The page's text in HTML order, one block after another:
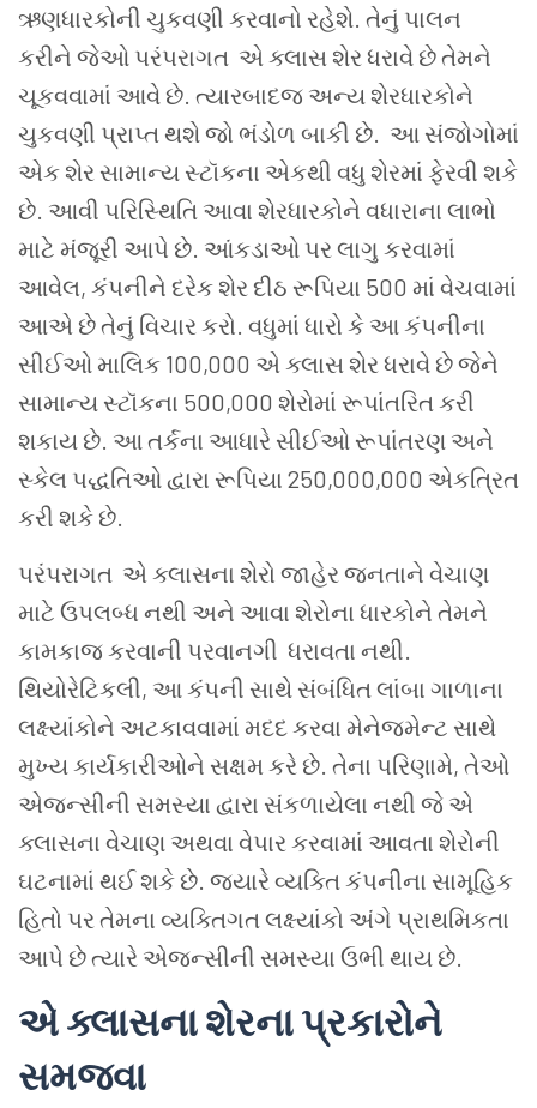
ઋણધારકોની ચુકવણી કરવાનો રહેશે. તેનું પાલન
કરીને જેઓ પરંપરાગત એ ક્લાસશેર ધરાવે છેતેમને
ચૂકવવામાં આવે છે. ત્યારબાદજ અન્યશેરધારકોને
ચુકવણી પ્રાપ્તથશેજો ભંડોળ બાકી છે. આ સંજોગોમાં
એકશેર સામાન્ય સ્ટૉકના એકથી વધુ શેરમાં ફેરવી શકે
છે. આવી પરિસ્થિતિ આવા શેરધારકોને વધારાના લાભો
માટે મંજૂરી આપે છે. આંકડાઓ પરલાગુ કરવામાં
આવેલ, કંપનીને દરેકશેરદીઠ રૂપિયા 500 માં વેચવામાં
આએ છેતેનું વિચારકરો. વધુમાં ધારો કે આકંપનીના
સીઈઓમાલિક 100,000 એ ક્લાસશેર ધરાવે છેજેને
સામાન્ય સ્ટૉકના 500,000 શેરોમાં રૂપાંતરિતકરી
શકાય છે. આતર્કના આધારે સીઈઓ રૂપાંતરણ અને
સ્કેલ પદ્ધતિઓદ્વારા રૂપિયા 250,000,000 એકત્રિત
કરી શકે છે.
પરંપરાગત એ ક્લાસના શેરો જાહેર જનતાને વેચાણ
માટે ઉપલબ્ધ નથી અને આવા શેરોના ધારકોને તેમને
કામકાજકરવાની પરવાનગી ધરાવતા નથી.
થિયોરેટિકલી, આકંપની સાથે સંબંધિતલાંબા ગાળાના
લક્ષ્યાંકોને અટકાવવામાં મદદકરવા મેનેજમેન્ટ સાથે
મુખ્યકાર્યકારીઓને સક્ષમકરે છે. તેના પરિણામે, તેઓ
એજન્સીની સમસ્યા દ્વારા સંકળાયેલા નથી જે એ
ક્લાસના વેચાણ અથવા વેપારકરવામાં આવતા શેરોની
ઘટનામાં થઈશકે છે. જ્યારેવ્યક્તિકંપનીના સામૂહિક
હિતો પરતેમના વ્યક્તિગતલક્ષ્યાંકો અંગે પ્રાથમિકતા
આપે છેત્યારે એજન્સીની સમસ્યા ઉભી થાય છે.
એ ક્લાસનાશેરનાપ્રકારોને
સમજવા